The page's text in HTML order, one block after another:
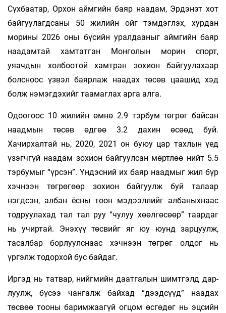
Сүхбаатар, Орхон аймгийн баяр наадам, Эрдэнэт хот
байгуулагдсаны 50 жилийн ойг тэмдэглэх, хурдан
морины 2026 оны бүсийн уралдааныг аймгийн баяр
наадамтай хамтатган Монголын морин спорт,
уяачдын холбоотой хамтран зохион байгуулахаар
болсноос үзвэл баярлаж наадах тө­сөв цаашид хэд
болж нэмэгдэхийг таамаглах арга алга.
Одоогоос 10 жилийн өмнө 2.9 тэрбум төгрөг байсан
наадмын төсөв өдгөө 3.2 дахин өсөөд буй.
Хачирхалтай нь, 2020, 2021 он буюу цар тахлын үед
үзэгчгүй наадам зохион байгуулсан мөртлөө нийт 5.5
тэрбумыг “үрсэн”. Үндэсний их баяр наадмыг жил бүр
хэчнээн төгрөгөөр зохион байгуулж буй талаар
нэгдсэн, албан ёсны тоон мэдээллийг албаныхнаас
тодруулахад тал тал руу “чулуу хөөлгөсөөр” таардаг
нь учиртай. Энэхүү төсвийг яг юу юунд зарцуулж,
тасалбар борлуулснаас хэчнээн төгрөг олдог нь
үргэлж тодорхой бус байдаг.
Иргэд нь татвар, нийгмийн даатгалын шимтгэлд дар­
луулж, бүсээ чангалж байхад “дээд­сүүд” наадах
төсвөө тооны баримжаагүй огцом өсгөдөг нь эцсийн